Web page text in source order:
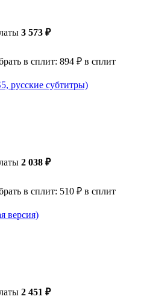
3 573 ₽
в сплит: 894 ₽ в сплит
русские субтитры)
2 038 ₽
в сплит: 510 ₽ в сплит
версия)
2 451 ₽